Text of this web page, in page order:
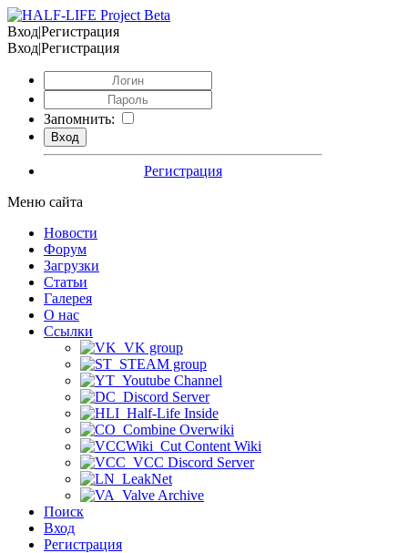
Вход|Регистрация
Вход|Регистрация
Запомнить:
Регистрация
Меню сайта
Новости
Форум
Загрузки
Статьи
Галерея
О нас
Ссылки
VK group
STEAM group
Youtube Channel
Discord Server
Half-Life Inside
Combine Overwiki
Cut Content Wiki
VCC Discord Server
LeakNet
Valve Archive
Поиск
Вход
Регистрация